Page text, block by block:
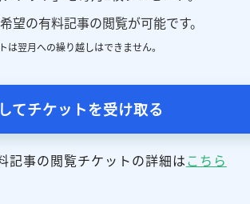
望の有料記事の閲覧が可能です。
は翌月への繰り越しはできません。
てチケットを受け取る
記事の閲覧チケットの詳細はこちら